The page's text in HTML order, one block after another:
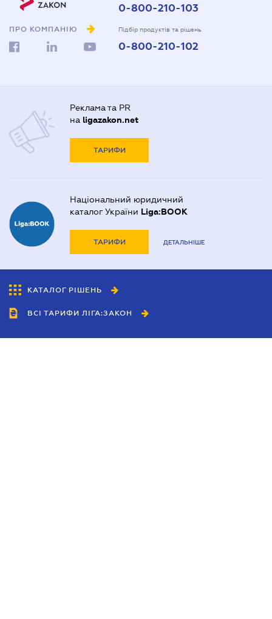
ПРО КОМПАНІЮ
0-800-210-103
Підбір продуктів та рішень
0-800-210-102
Реклама та PR
на ligazakon.net
ТАРИФИ
Національний юридичний
каталог України Liga:BOOK
ТАРИФИ ДЕТАЛЬНІШЕ
КАТАЛОГ РІШЕНЬ
ВСІ ТАРИФИ ЛІГА:ЗАКОН